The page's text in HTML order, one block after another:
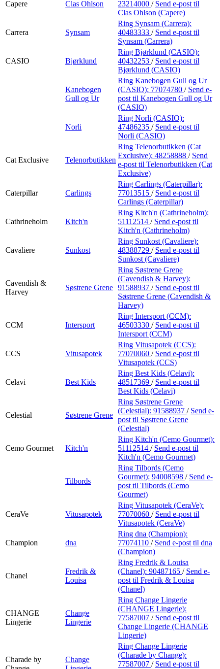
Capere Clas Ohlson 23214000 / Send e-post til
Clas Ohlson (Capere)
Carrera Synsam
Ring Synsam (Carrera):
40483333 / Send e-post til
Synsam (Carrera)
CASIO Bjørklund
Ring Bjørklund (CASIO):
40432253 / Send e-post til
Bjørklund (CASIO)
Kanebogen
Gull og Ur
Ring Kanebogen Gull og Ur
(CASIO): 77074780 / Send e-
post til Kanebogen Gull og Ur
(CASIO)
Norli
Ring Norli (CASIO):
47486235 / Send e-post til
Norli (CASIO)
Cat Exclusive Telenorbutikken
Ring Telenorbutikken (Cat
Exclusive): 48258888 / Send
e-post til Telenorbutikken (Cat
Exclusive)
Caterpillar Carlings
Ring Carlings (Caterpillar):
77013515 / Send e-post til
Carlings (Caterpillar)
Cathrineholm Kitch'n
Ring Kitch'n (Cathrineholm):
51112514 / Send e-post til
Kitch'n (Cathrineholm)
Cavaliere Sunkost
Ring Sunkost (Cavaliere):
48388729 / Send e-post til
Sunkost (Cavaliere)
Cavendish &
Harvey
Søstrene Grene
Ring Søstrene Grene
(Cavendish & Harvey):
91588937 / Send e-post til
Søstrene Grene (Cavendish &
Harvey)
CCM Intersport
Ring Intersport (CCM):
46503330 / Send e-post til
Intersport (CCM)
CCS Vitusapotek
Ring Vitusapotek (CCS):
77070060 / Send e-post til
Vitusapotek (CCS)
Celavi Best Kids
Ring Best Kids (Celavi):
48517369 / Send e-post til
Best Kids (Celavi)
Celestial Søstrene Grene
Ring Søstrene Grene
(Celestial): 91588937 / Send e-
post til Søstrene Grene
(Celestial)
Cemo Gourmet Kitch'n
Ring Kitch'n (Cemo Gourmet):
51112514 / Send e-post til
Kitch'n (Cemo Gourmet)
Tilbords
Ring Tilbords (Cemo
Gourmet): 94008598 / Send e-
post til Tilbords (Cemo
Gourmet)
CeraVe Vitusapotek
Ring Vitusapotek (CeraVe):
77070060 / Send e-post til
Vitusapotek (CeraVe)
Champion dna
Ring dna (Champion):
77074110 / Send e-post til dna
(Champion)
Chanel
Fredrik &
Louisa
Ring Fredrik & Louisa
(Chanel): 90487165 / Send e-
post til Fredrik & Louisa
(Chanel)
CHANGE
Lingerie
Change
Lingerie
Ring Change Lingerie
(CHANGE Lingerie):
77587007 / Send e-post til
Change Lingerie (CHANGE
Lingerie)
Charade by
Change
Ring Change Lingerie
(Charade by Change):
77587007 / Send e-post til